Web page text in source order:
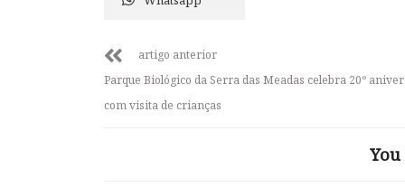
artigo anterior
Parque Biológico da Serra das Meadas celebra 20º
com visita de crianças